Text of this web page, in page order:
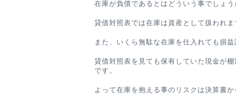
在庫が負債であるとはどういう事でしょう
貸借対照表では在庫は資産として扱われま
また、いくら無駄な在庫を仕入れても損
貸借対照表を見ても保有していた現金が
です。
よって在庫を抱える事のリスクは決算書か